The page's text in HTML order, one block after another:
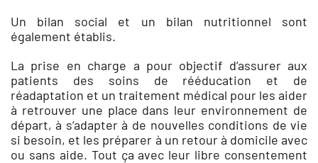
Un bilan social et un bilan nutritionnel sont
également établis.
La prise en charge a pour objectif d’assurer aux
patients des soins de rééducation et de
réadaptation et un traitement médical pour les aider
à retrouver une place dans leur environnement de
départ, à s’adapter à de nouvelles conditions de vie
si besoin, et les préparer à un retour à domicile avec
ou sans aide. Tout ça avec leur libre consentement